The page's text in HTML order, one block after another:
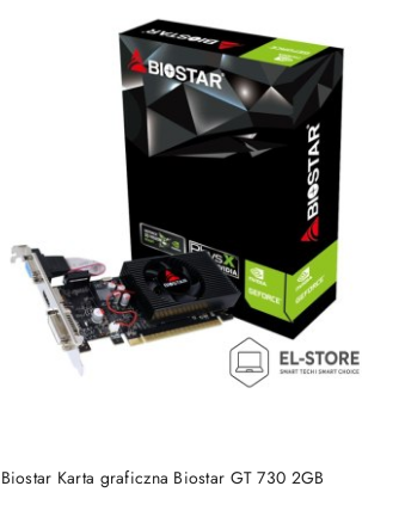
Biostar Karta graficzna Biostar GT 730 2GB
PRODUKT NIEDOSTĘPNY